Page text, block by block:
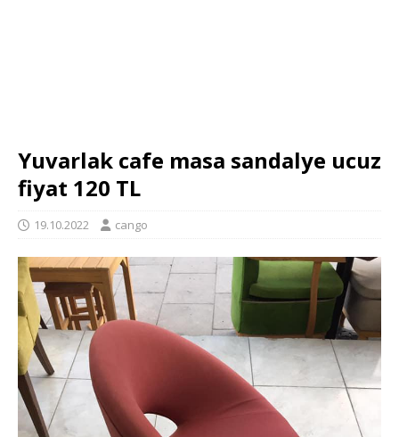
Yuvarlak cafe masa sandalye ucuz
fiyat 120 TL
19.10.2022 cango